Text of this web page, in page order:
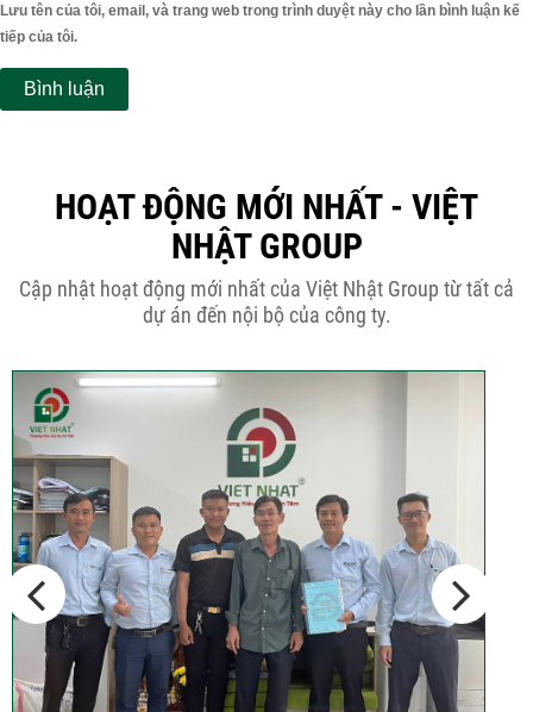
Lưu tên của tôi, email, và trang web trong trình duyệt này cho lần bình luận kế
tiếp của tôi.
HOẠT ĐỘNG MỚI NHẤT - VIỆT
NHẬT GROUP
Cập nhật hoạt động mới nhất của Việt Nhật Group từ tất cả
dự án đến nội bộ của công ty.